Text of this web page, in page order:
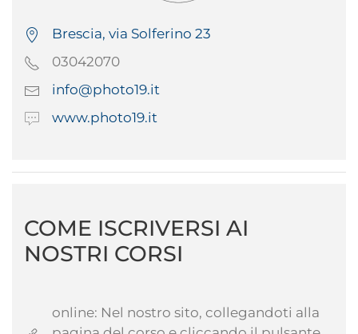
Brescia, via Solferino 23
03042070
info@photo19.it
www.photo19.it
COME ISCRIVERSI AI
NOSTRI CORSI
online: Nel nostro sito, collegandoti alla